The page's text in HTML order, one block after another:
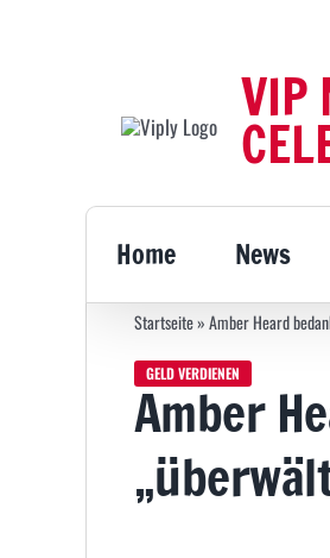
VIP
Home News
Startseite»Amber Heard
GELD VERDIENEN
Amber